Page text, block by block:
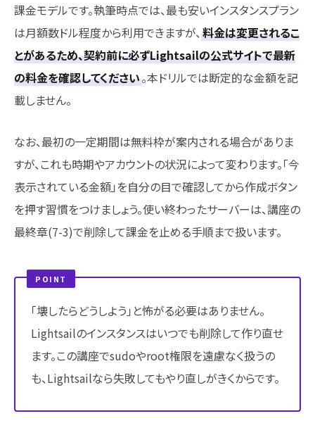
課金モデルです。執筆時点では、最も安いインスタンスプラン
は月額数ドル程度から利用できますが、 料金は変更されるこ
とがあるため、契約前に必ずLightsailの公式サイトで最新
の料金を確認してください。本ドリルでは断定的な金額を記
載しません。
なお、最初の一定期間は無料枠が案内される場合がありま
すが、これも時期やアカウントの状況によって変わります。「今
表示されている金額」を自分の目で確認してから作成ボタン
を押す習慣をつけましょう。使い終わったサーバーは、講座の
最終章(7-3)で削除して課金を止める手順まで扱います。
POINT
「壊したらどうしよう」と怖がる必要はありません。
Lightsailのインスタンスはいつでも削除して作り直せ
ます。この講座でsudoやroot権限を遠慮なく扱うの
も、Lightsailなら失敗してもやり直しがきくからです。